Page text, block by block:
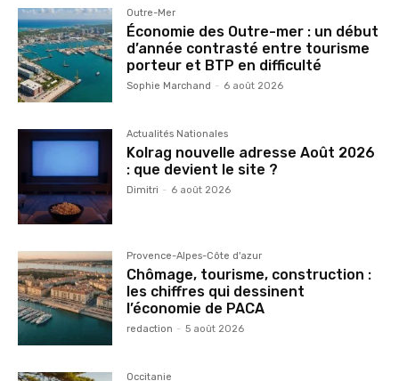
Outre-Mer
Économie des Outre-mer : un début
d’année contrasté entre tourisme
porteur et BTP en difficulté
Sophie Marchand - 6 août 2026
Actualités Nationales
Kolrag nouvelle adresse Août 2026
: que devient le site ?
Dimitri - 6 août 2026
Provence-Alpes-Côte d'azur
Chômage, tourisme, construction :
les chiffres qui dessinent
l’économie de PACA
redaction - 5 août 2026
Occitanie